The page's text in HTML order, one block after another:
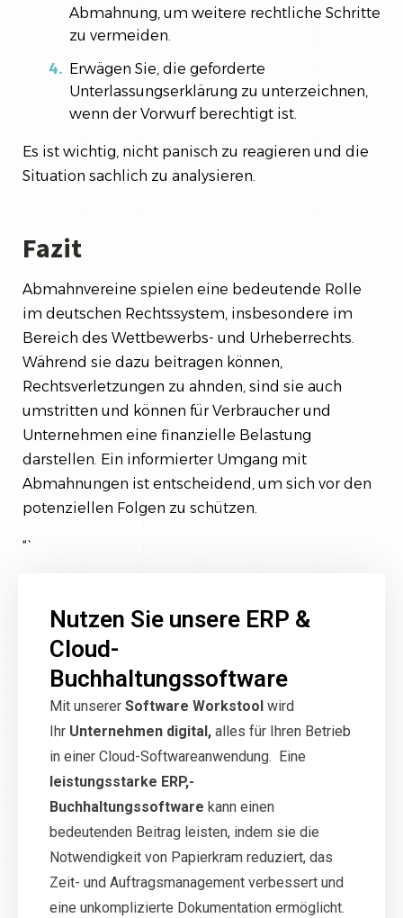
Abmahnung, um weitere rechtliche Schritte
zu vermeiden.
Erwägen Sie, die geforderte
Unterlassungserklärung zu unterzeichnen,
wenn der Vorwurf berechtigt ist.
Es ist wichtig, nicht panisch zu reagieren und die
Situation sachlich zu analysieren.
Fazit
Abmahnvereine spielen eine bedeutende Rolle
im deutschen Rechtssystem, insbesondere im
Bereich des Wettbewerbs- und Urheberrechts.
Während sie dazu beitragen können,
Rechtsverletzungen zu ahnden, sind sie auch
umstritten und können für Verbraucher und
Unternehmen eine finanzielle Belastung
darstellen. Ein informierter Umgang mit
Abmahnungen ist entscheidend, um sich vor den
potenziellen Folgen zu schützen.
“`
Nutzen Sie unsere ERP &
Cloud-
Buchhaltungssoftware
Mit unserer Software Workstool wird
Ihr Unternehmen digital, alles für Ihren Betrieb
in einer Cloud-Softwareanwendung. Eine
leistungsstarke ERP,-
Buchhaltungssoftware kann einen
bedeutenden Beitrag leisten, indem sie die
Notwendigkeit von Papierkram reduziert, das
Zeit- und Auftragsmanagement verbessert und
eine unkomplizierte Dokumentation ermöglicht.